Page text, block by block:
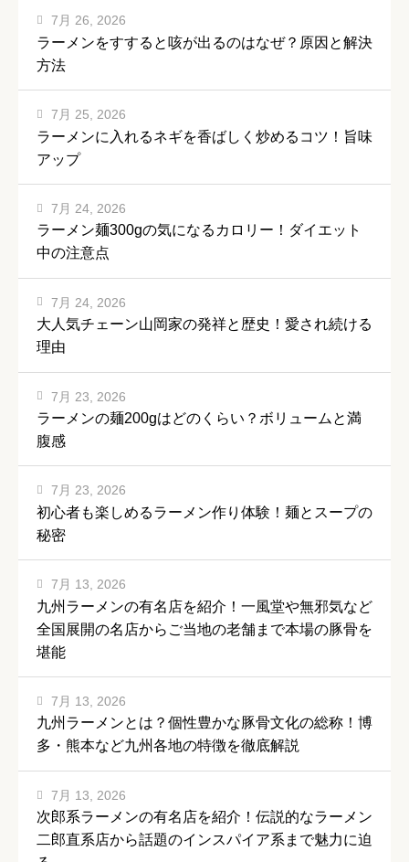
ラーメンをすすると咳が出るのはなぜ？原因と解決
方法
7月 26, 2026
ラーメンに入れるネギを香ばしく炒めるコツ！旨味
アップ
7月 25, 2026
ラーメン麺300gの気になるカロリー！ダイエット
中の注意点
7月 24, 2026
大人気チェーン山岡家の発祥と歴史！愛され続ける
理由
7月 24, 2026
ラーメンの麺200gはどのくらい？ボリュームと満
腹感
7月 23, 2026
初心者も楽しめるラーメン作り体験！麺とスープの
秘密
7月 23, 2026
九州ラーメンの有名店を紹介！一風堂や無邪気など
全国展開の名店からご当地の老舗まで本場の豚骨を
堪能
7月 13, 2026
九州ラーメンとは？個性豊かな豚骨文化の総称！博
多・熊本など九州各地の特徴を徹底解説
7月 13, 2026
次郎系ラーメンの有名店を紹介！伝説的なラーメン
二郎直系店から話題のインスパイア系まで魅力に迫
7月 13, 2026